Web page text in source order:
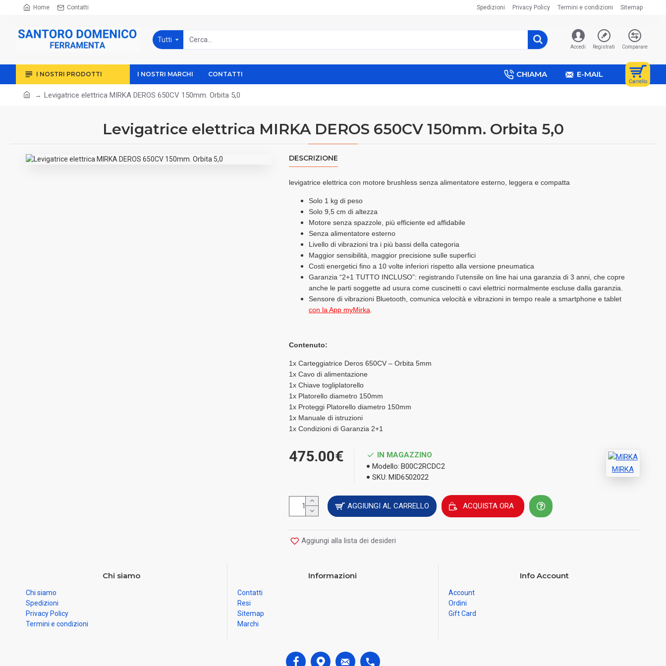
Home Contatti Spedizioni Privacy Policy Termini e condizioni Sitemap
Tutti
Accedi Registrati Comparare
I NOSTRI PRODOTTI I NOSTRI MARCHI CONTATTI CHIAMA E-MAIL
Carrello
Levigatrice elettrica MIRKA DEROS 650CV 150mm. Orbita 5,0
Levigatrice elettrica MIRKA DEROS 650CV 150mm. Orbita 5,0
DESCRIZIONE
levigatrice elettrica con motore brushless senza alimentatore esterno, leggera e compatta
Solo 1 kg di peso
Solo 9,5 cm di altezza
Motore senza spazzole, più efficiente ed affidabile
Senza alimentatore esterno
Livello di vibrazioni tra i più bassi della categoria
Maggior sensibilità, maggior precisione sulle superfici
Costi energetici fino a 10 volte inferiori rispetto alla versione pneumatica
Garanzia “2+1 TUTTO INCLUSO”: registrando l’utensile on line hai una garanzia di 3 anni, che copre
anche le parti soggette ad usura come cuscinetti o cavi elettrici normalmente escluse dalla garanzia.
Sensore di vibrazioni Bluetooth, comunica velocità e vibrazioni in tempo reale a smartphone e tablet
con la App myMirka
Contenuto:
1x Carteggiatrice Deros 650CV – Orbita 5mm
1x Cavo di alimentazione
1x Chiave togliplatorello
1x Platorello diametro 150mm
1x Proteggi Platorello diametro 150mm
1x Manuale di istruzioni
1x Condizioni di Garanzia 2+1
475.00€
IN MAGAZZINO
Modello: B00C2RCDC2
SKU: MID6502022
MIRKA
AGGIUNGI AL CARRELLO ACQUISTA ORA
Aggiungi alla lista dei desideri
Chi siamo
Chi siamo
Spedizioni
Privacy Policy
Termini e condizioni
Informazioni
Contatti
Resi
Sitemap
Marchi
Info Account
Account
Ordini
Gift Card